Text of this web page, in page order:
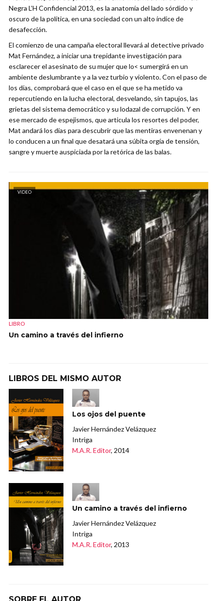
Negra L’H Confidencial 2013, es la anatomía del lado sórdido y
oscuro de la política, en una sociedad con un alto índice de
desafección.
El comienzo de una campaña electoral llevará al detective privado
Mat Fernández, a iniciar una trepidante investigación para
esclarecer el asesinato de su mujer que lo< sumergirá en un
ambiente deslumbrante y a la vez turbio y violento. Con el paso de
los días, comprobará que el caso en el que se ha metido va
repercutiendo en la lucha electoral, desvelando, sin tapujos, las
grietas del sistema democrático y su lodazal de corrupción. Y en
ese mercado de espejismos, que articula los resortes del poder,
Mat andará los días para descubrir que las mentiras envenenan y
lo conducen a un final que desatará una súbita orgía de tensión,
sangre y muerte auspiciada por la retórica de las balas.
VIDEO
LIBRO
Un camino a través del infierno
LIBROS DEL MISMO AUTOR
Los ojos del puente
Javier Hernández Velázquez
Intriga
M.A.R. Editor, 2014
Un camino a través del infierno
Javier Hernández Velázquez
Intriga
M.A.R. Editor, 2013